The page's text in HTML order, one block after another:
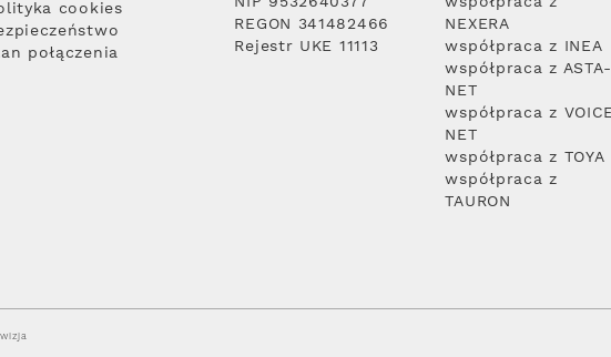
cookies
połączenia
REGON 341482466
Rejestr UKE 11113
NEXERA
współpraca z INEA
współpraca z ASTA-
NET
współpraca z
NET
współpraca z TOYA
współpraca z
TAURON